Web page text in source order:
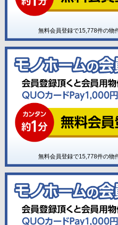
無料会員登録で15,778件の物
無料会員登録で15,778件の物